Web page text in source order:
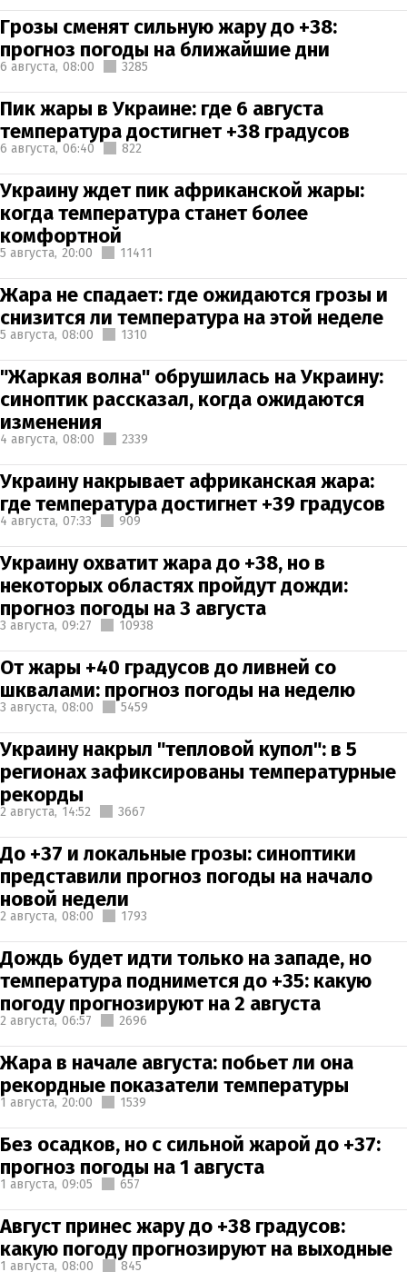
Грозы сменят сильную жару до +38:
прогноз погоды на ближайшие дни
6 августа, 08:00 3285
Пик жары в Украине: где 6 августа
температура достигнет +38 градусов
6 августа, 06:40 822
Украину ждет пик африканской жары:
когда температура станет более
комфортной
5 августа, 20:00 11411
Жара не спадает: где ожидаются грозы и
снизится ли температура на этой неделе
5 августа, 08:00 1310
"Жаркая волна" обрушилась на Украину:
синоптик рассказал, когда ожидаются
изменения
4 августа, 08:00 2339
Украину накрывает африканская жара:
где температура достигнет +39 градусов
4 августа, 07:33 909
Украину охватит жара до +38, но в
некоторых областях пройдут дожди:
прогноз погоды на 3 августа
3 августа, 09:27 10938
От жары +40 градусов до ливней со
шквалами: прогноз погоды на неделю
3 августа, 08:00 5459
Украину накрыл "тепловой купол": в 5
регионах зафиксированы температурные
рекорды
2 августа, 14:52 3667
До +37 и локальные грозы: синоптики
представили прогноз погоды на начало
новой недели
2 августа, 08:00 1793
Дождь будет идти только на западе, но
температура поднимется до +35: какую
погоду прогнозируют на 2 августа
2 августа, 06:57 2696
Жара в начале августа: побьет ли она
рекордные показатели температуры
1 августа, 20:00 1539
Без осадков, но с сильной жарой до +37:
прогноз погоды на 1 августа
1 августа, 09:05 657
Август принес жару до +38 градусов:
какую погоду прогнозируют на выходные
1 августа, 08:00 845